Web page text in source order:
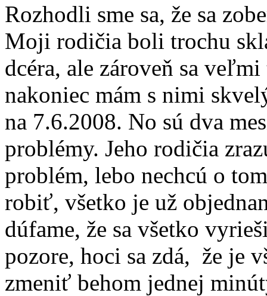
Rozhodli sme sa, že sa
Moji rodičia boli trochu
dcéra, ale zároveň sa
nakoniec mám s nimi
na 7.6.2008. No sú dva
problémy. Jeho rodičia
problém, lebo nechcú o
robiť, všetko je už
dúfame, že sa všetko
pozore, hoci sa zdá, že je
zmeniť behom jednej